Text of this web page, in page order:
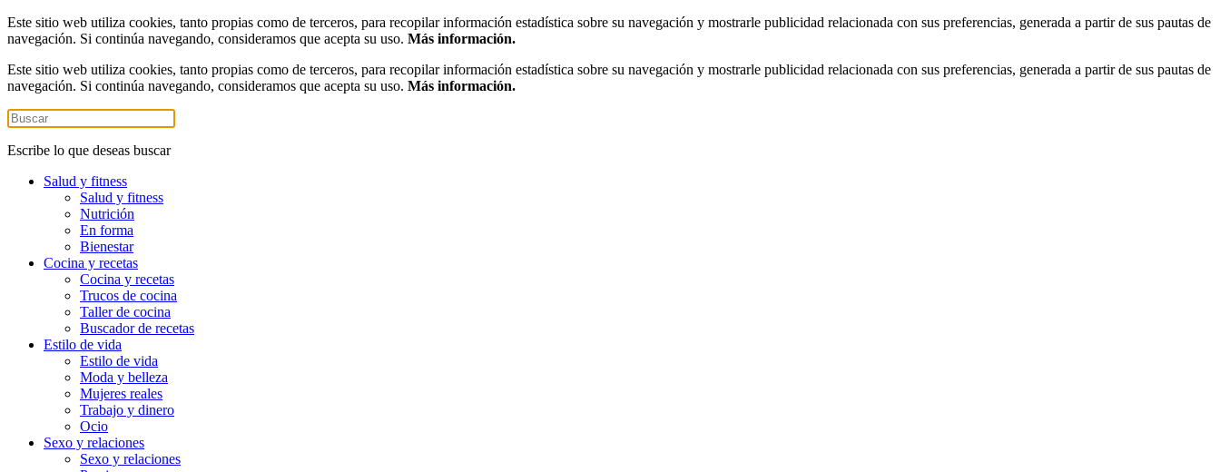
Este sitio web utiliza cookies, tanto propias como de terceros, para recopilar información estadística sobre su navegación y mostrarle publicidad relacionada con sus preferencias, generada a partir de sus pautas de
navegación. Si continúa navegando, consideramos que acepta su uso. Más información.
Este sitio web utiliza cookies, tanto propias como de terceros, para recopilar información estadística sobre su navegación y mostrarle publicidad relacionada con sus preferencias, generada a partir de sus pautas de
navegación. Si continúa navegando, consideramos que acepta su uso. Más información.
Escribe lo que deseas buscar
Salud y fitness
Salud y fitness
Nutrición
En forma
Bienestar
Cocina y recetas
Cocina y recetas
Trucos de cocina
Taller de cocina
Buscador de recetas
Estilo de vida
Estilo de vida
Moda y belleza
Mujeres reales
Trabajo y dinero
Ocio
Sexo y relaciones
Sexo y relaciones